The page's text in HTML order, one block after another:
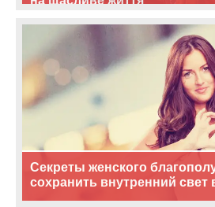
Секреты женского
сохранить внутренний